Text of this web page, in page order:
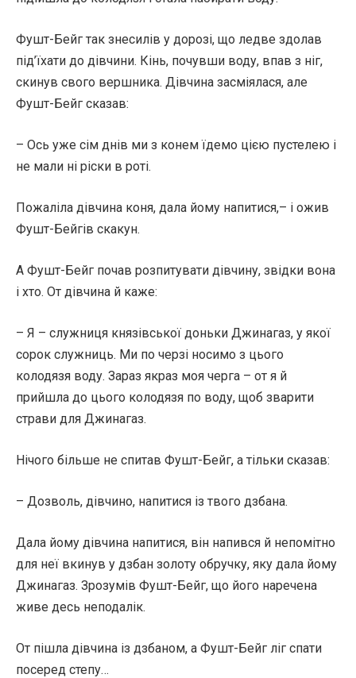
Фушт-Бейг так знесилів у дорозі, що ледве здолав
під’їхати до дівчини. Кінь, почувши воду, впав з ніг,
скинув свого вершника. Дівчина засміялася, але
Фушт-Бейг сказав:
– Ось уже сім днів ми з конем їдемо цією пустелею і
не мали ні ріски в роті.
Пожаліла дівчина коня, дала йому напитися,– і ожив
Фушт-Бейгів скакун.
А Фушт-Бейг почав розпитувати дівчину, звідки вона
і хто. От дівчина й каже:
– Я – служниця князівської доньки Джинагаз, у якої
сорок служниць. Ми по черзі носимо з цього
колодязя воду. Зараз якраз моя черга – от я й
прийшла до цього колодязя по воду, щоб зварити
страви для Джинагаз.
Нічого більше не спитав Фушт-Бейг, а тільки сказав:
– Дозволь, дівчино, напитися із твого дзбана.
Дала йому дівчина напитися, він напився й непомітно
для неї вкинув у дзбан золоту обручку, яку дала йому
Джинагаз. Зрозумів Фушт-Бейг, що його наречена
живе десь неподалік.
От пішла дівчина із дзбаном, а Фушт-Бейг ліг спати
посеред степу…